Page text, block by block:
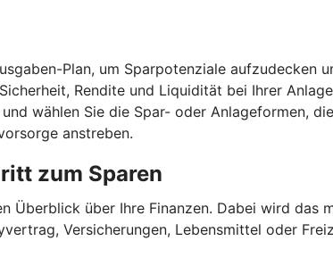
Plan, um Sparpotenziale aufzudecken
Rendite und Liquidität bei Ihrer
wählen Sie die Spar- oder Anlageformen,
anstreben.
zum Sparen
Überblick über Ihre Finanzen. Dabei wird das
Versicherungen, Lebensmittel oder